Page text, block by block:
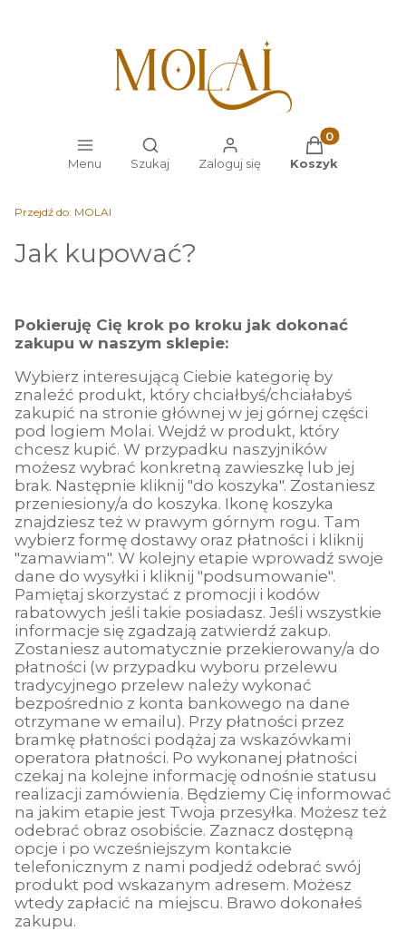
Menu
Otwórz wyszukiwarkę
Szukaj Zaloguj się
Produkty w
Koszyk
Przejdź do: MOLAI
Jak kupować?
Pokieruję Cię krok po kroku jak dokonać
zakupu w naszym sklepie:
Wybierz interesującą Ciebie kategorię by
znaleźć produkt, który chciałbyś/chciałabyś
zakupić na stronie głównej w jej górnej części
pod logiem Molai. Wejdź w produkt, który
chcesz kupić. W przypadku naszyjników
możesz wybrać konkretną zawieszkę lub jej
brak. Następnie kliknij "do koszyka". Zostaniesz
przeniesiony/a do koszyka. Ikonę koszyka
znajdziesz też w prawym górnym rogu. Tam
wybierz formę dostawy oraz płatności i kliknij
"zamawiam". W kolejny etapie wprowadź swoje
dane do wysyłki i kliknij "podsumowanie".
Pamiętaj skorzystać z promocji i kodów
rabatowych jeśli takie posiadasz. Jeśli wszystkie
informacje się zgadzają zatwierdź zakup.
Zostaniesz automatycznie przekierowany/a do
płatności (w przypadku wyboru przelewu
tradycyjnego przelew należy wykonać
bezpośrednio z konta bankowego na dane
otrzymane w emailu). Przy płatności przez
bramkę płatności podążaj za wskazówkami
operatora płatności. Po wykonanej płatności
czekaj na kolejne informację odnośnie statusu
realizacji zamówienia. Będziemy Cię informować
na jakim etapie jest Twoja przesyłka. Możesz też
odebrać obraz osobiście. Zaznacz dostępną
opcje i po wcześniejszym kontakcie
telefonicznym z nami podjedź odebrać swój
produkt pod wskazanym adresem. Możesz
wtedy zapłacić na miejscu. Brawo dokonałeś
zakupu.